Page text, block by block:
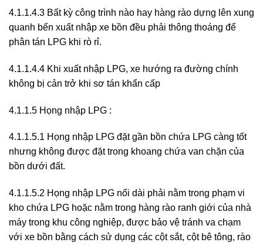
4.1.1.4.3 Bất kỳ công trình nào hay hàng rào dựng lên xung
quanh bến xuất nhập xe bồn đều phải thông thoáng để
phân tán LPG khi rò rỉ.
4.1.1.4.4 Khi xuất nhập LPG, xe hướng ra đường chính
không bị cản trở khi sơ tán khẩn cấp
4.1.1.5 Họng nhập LPG :
4.1.1.5.1 Họng nhập LPG đặt gần bồn chứa LPG càng tốt
nhưng không được đặt trong khoang chứa van chặn của
bồn dưới đất.
4.1.1.5.2 Họng nhập LPG nối dài phải nằm trong phạm vi
kho chứa LPG hoặc nằm trong hàng rào ranh giới của nhà
máy trong khu công nghiệp, được bảo vệ tránh va chạm
với xe bồn bằng cách sử dụng các cột sắt, cột bê tông, rào